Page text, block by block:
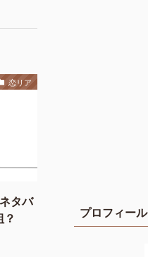
恋リア
タバ
プロフィール